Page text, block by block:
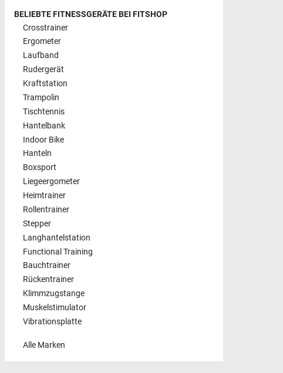
BELIEBTE FITNESSGERÄTE BEI FITSHOP
Crosstrainer
Ergometer
Laufband
Rudergerät
Kraftstation
Trampolin
Tischtennis
Hantelbank
Indoor Bike
Hanteln
Boxsport
Liegeergometer
Heimtrainer
Rollentrainer
Stepper
Langhantelstation
Functional Training
Bauchtrainer
Rückentrainer
Klimmzugstange
Muskelstimulator
Vibrationsplatte
Alle Marken